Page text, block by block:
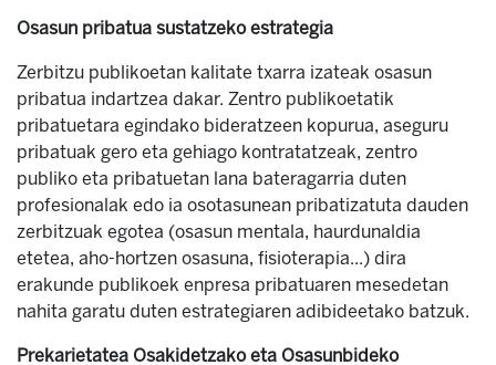
Osasun pribatua sustatzeko estrategia
Zerbitzu publikoetan kalitate txarra izateak osasun
pribatua indartzea dakar. Zentro publikoetatik
pribatuetara egindako bideratzeen kopurua, aseguru
pribatuak gero eta gehiago kontratatzeak, zentro
publiko eta pribatuetan lana bateragarria duten
profesionalak edo ia osotasunean pribatizatuta dauden
zerbitzuak egotea (osasun mentala, haurdunaldia
etetea, aho-hortzen osasuna, fisioterapia...) dira
erakunde publikoek enpresa pribatuaren mesedetan
nahita garatu duten estrategiaren adibideetako batzuk.
Prekarietatea Osakidetzako eta Osasunbideko